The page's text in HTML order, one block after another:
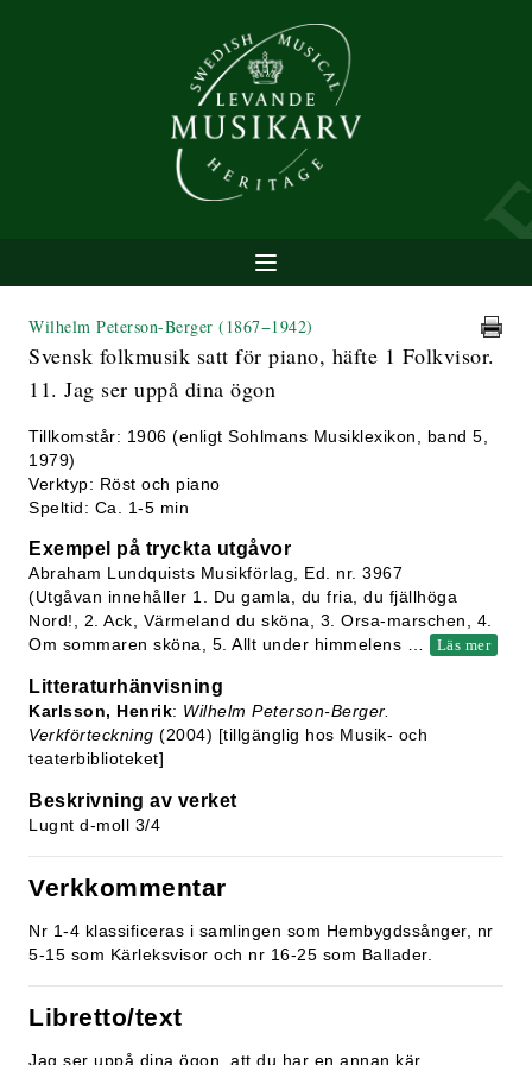
Wilhelm Peterson-Berger (1867−1942)
Svensk folkmusik satt för piano, häfte 1 Folkvisor.
11. Jag ser uppå dina ögon
Tillkomstår: 1906 (enligt Sohlmans Musiklexikon, band 5,
1979)
Verktyp: Röst och piano
Speltid: Ca. 1-5 min
Exempel på tryckta utgåvor
Abraham Lundquists Musikförlag, Ed. nr. 3967
(Utgåvan innehåller 1. Du gamla, du fria, du fjällhöga
Nord!, 2. Ack, Värmeland du sköna, 3. Orsa-marschen, 4.
Om sommaren sköna, 5. Allt under himmelens
Läs mer
Litteraturhänvisning
Karlsson, Henrik: Wilhelm Peterson-Berger.
Verkförteckning (2004) [tillgänglig hos Musik- och
teaterbiblioteket]
Beskrivning av verket
Lugnt d-moll 3/4
Verkkommentar
Nr 1-4 klassificeras i samlingen som Hembygdssånger, nr
5-15 som Kärleksvisor och nr 16-25 som Ballader.
Libretto/text
Jag ser uppå dina ögon, att du har en annan kär.